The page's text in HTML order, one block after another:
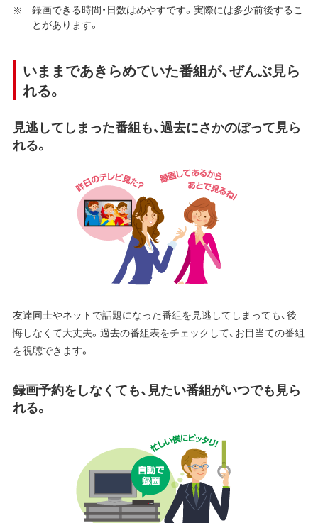
録画できる時間・日数はめやすです。実際には多少前後するこ
とがあります。
いままであきらめていた番組が、ぜんぶ見ら
れる。
見逃してしまった番組も、過去にさかのぼって見ら
れる。
友達同士やネットで話題になった番組を見逃してしまっても、後
悔しなくて大丈夫。過去の番組表をチェックして、お目当ての番組
を視聴できます。
録画予約をしなくても、見たい番組がいつでも見ら
れる。